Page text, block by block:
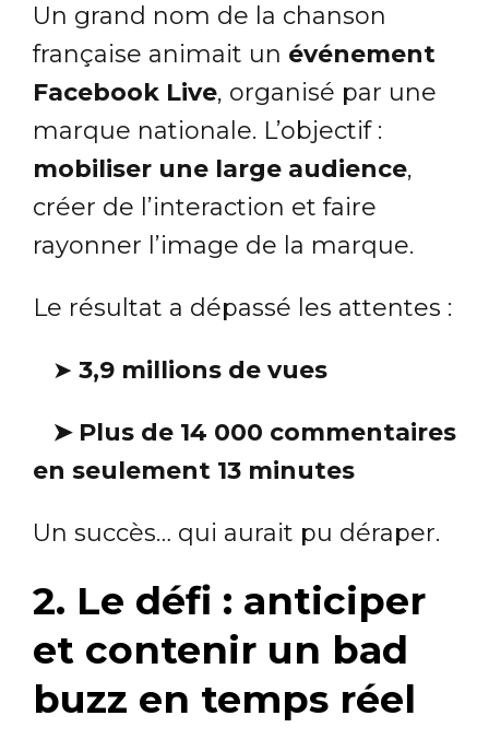
Un grand nom de la chanson
française animait un événement
Facebook Live, organisé par une
marque nationale. L’objectif :
mobiliser une large audience,
créer de l’interaction et faire
rayonner l’image de la marque.
Le résultat a dépassé les attentes :
➤ 3,9 millions de vues
➤ Plus de 14 000 commentaires
en seulement 13 minutes
Un succès… qui aurait pu déraper.
2. Le défi : anticiper
et contenir un bad
buzz en temps réel